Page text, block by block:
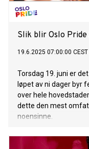
Slik blir Oslo
19.6.2025 07:00:00 CEST
Torsdag 19. juni er
løpet av ni dager byr
over hele
dette den mest
noensinne.